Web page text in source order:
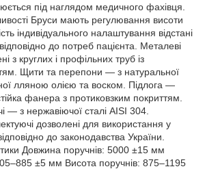
під наглядом медичного фахівця.
Бруси мають регулювання висоти
індивідуального налаштування відстані
до потреб пацієнта. Металеві
з круглих і профільних труб із
Щити та перепони — з натуральної
лляною олією та воском. Підлога —
фанера з протиковзким покриттям.
— з нержавіючої сталі AISI 304.
дозволені для використання у
до законодавства України.
Довжина поручнів: 5000 ±15 мм
±5 мм Висота поручнів: 875–1195